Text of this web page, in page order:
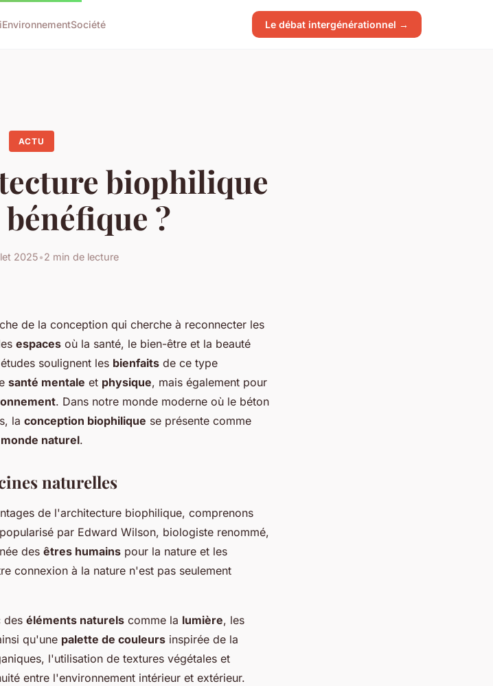
EnvironnementSociété Le débat intergénérationnel →
ACTU
biophilique
?
2025•2 min de lecture
de la conception qui cherche à reconnecter les
espaces où la santé, le bien-être et la beauté
soulignent les bienfaits de ce type
santé mentale et physique, mais également pour
. Dans notre monde moderne où le béton
la conception biophilique se présente comme
monde naturel.
naturelles
de l'architecture biophilique, comprenons
par Edward Wilson, biologiste renommé,
des êtres humains pour la nature et les
connexion à la nature n'est pas seulement
des éléments naturels comme la lumière, les
qu'une palette de couleurs inspirée de la
l'utilisation de textures végétales et
entre l'environnement intérieur et extérieur.